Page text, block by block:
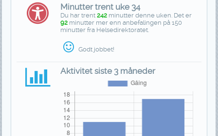
Minutter trent uke 34
Du har trent242 minutter denne uken. Det er
92 minutter mer enn anbefalingen på 150
minutter fra Helsedirektoratet.
Godt jobbet!
Aktivitet siste 3 måneder